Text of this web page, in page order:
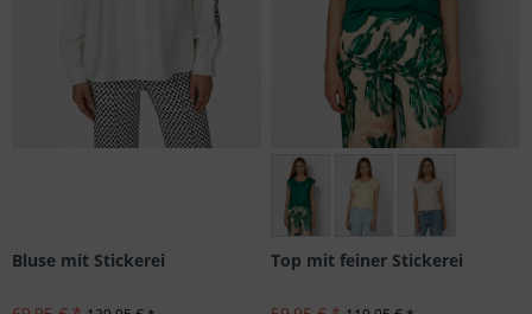
Bluse mit Stickerei
Größen: 34
Top mit feiner Stickerei